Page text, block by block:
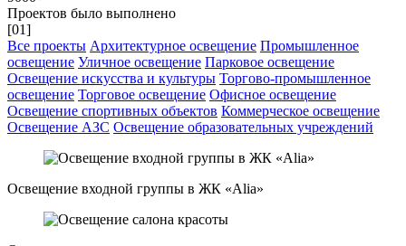
Проектов было выполнено
[01]
Все проекты Архитектурное освещение Промышленное
освещение Уличное освещение Парковое освещение
Освещение искусства и культуры Торгово-промышленное
освещение Торговое освещение Офисное освещение
Освещение спортивных объектов Коммерческое освещение
Освещение АЗС Освещение образовательных учреждений
Освещение входной группы в ЖК «Alia»